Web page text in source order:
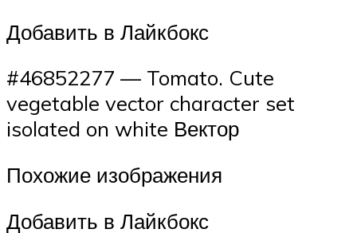
Добавить в Лайкбокс
#46852277 — Tomato. Cute
vegetable vector character set
isolated on white Вектор
Похожие изображения
Добавить в Лайкбокс